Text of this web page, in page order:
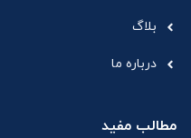
بلاگ
درباره ما
مطالب مفید